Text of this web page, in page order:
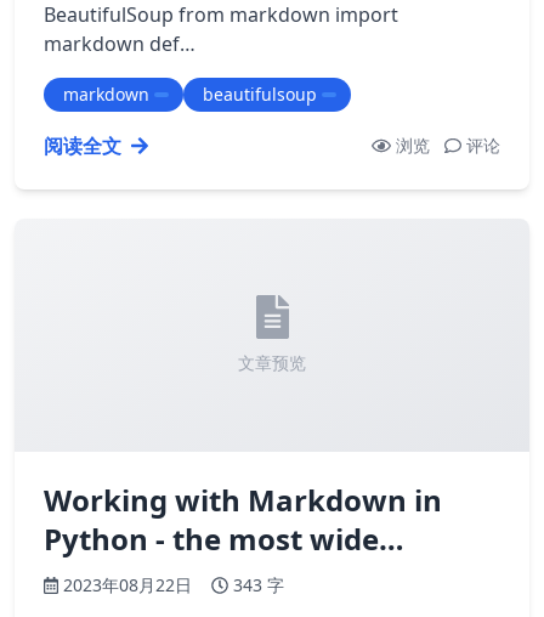
BeautifulSoup from markdown import
markdown def
markdown_to_text(markdown_string): """
markdown beautifulsoup
阅读全文 浏览 评论
文章预览
Working with Markdown in
Python - the most wide…
2023年08月22日 343 字